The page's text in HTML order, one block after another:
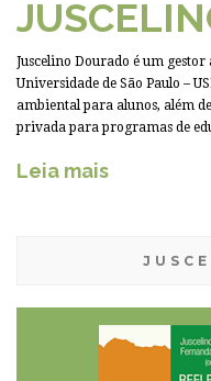
Juscelino Dourado é um
Universidade de São Paulo –
ambiental para alunos, além
privada para programas de
Leia mais